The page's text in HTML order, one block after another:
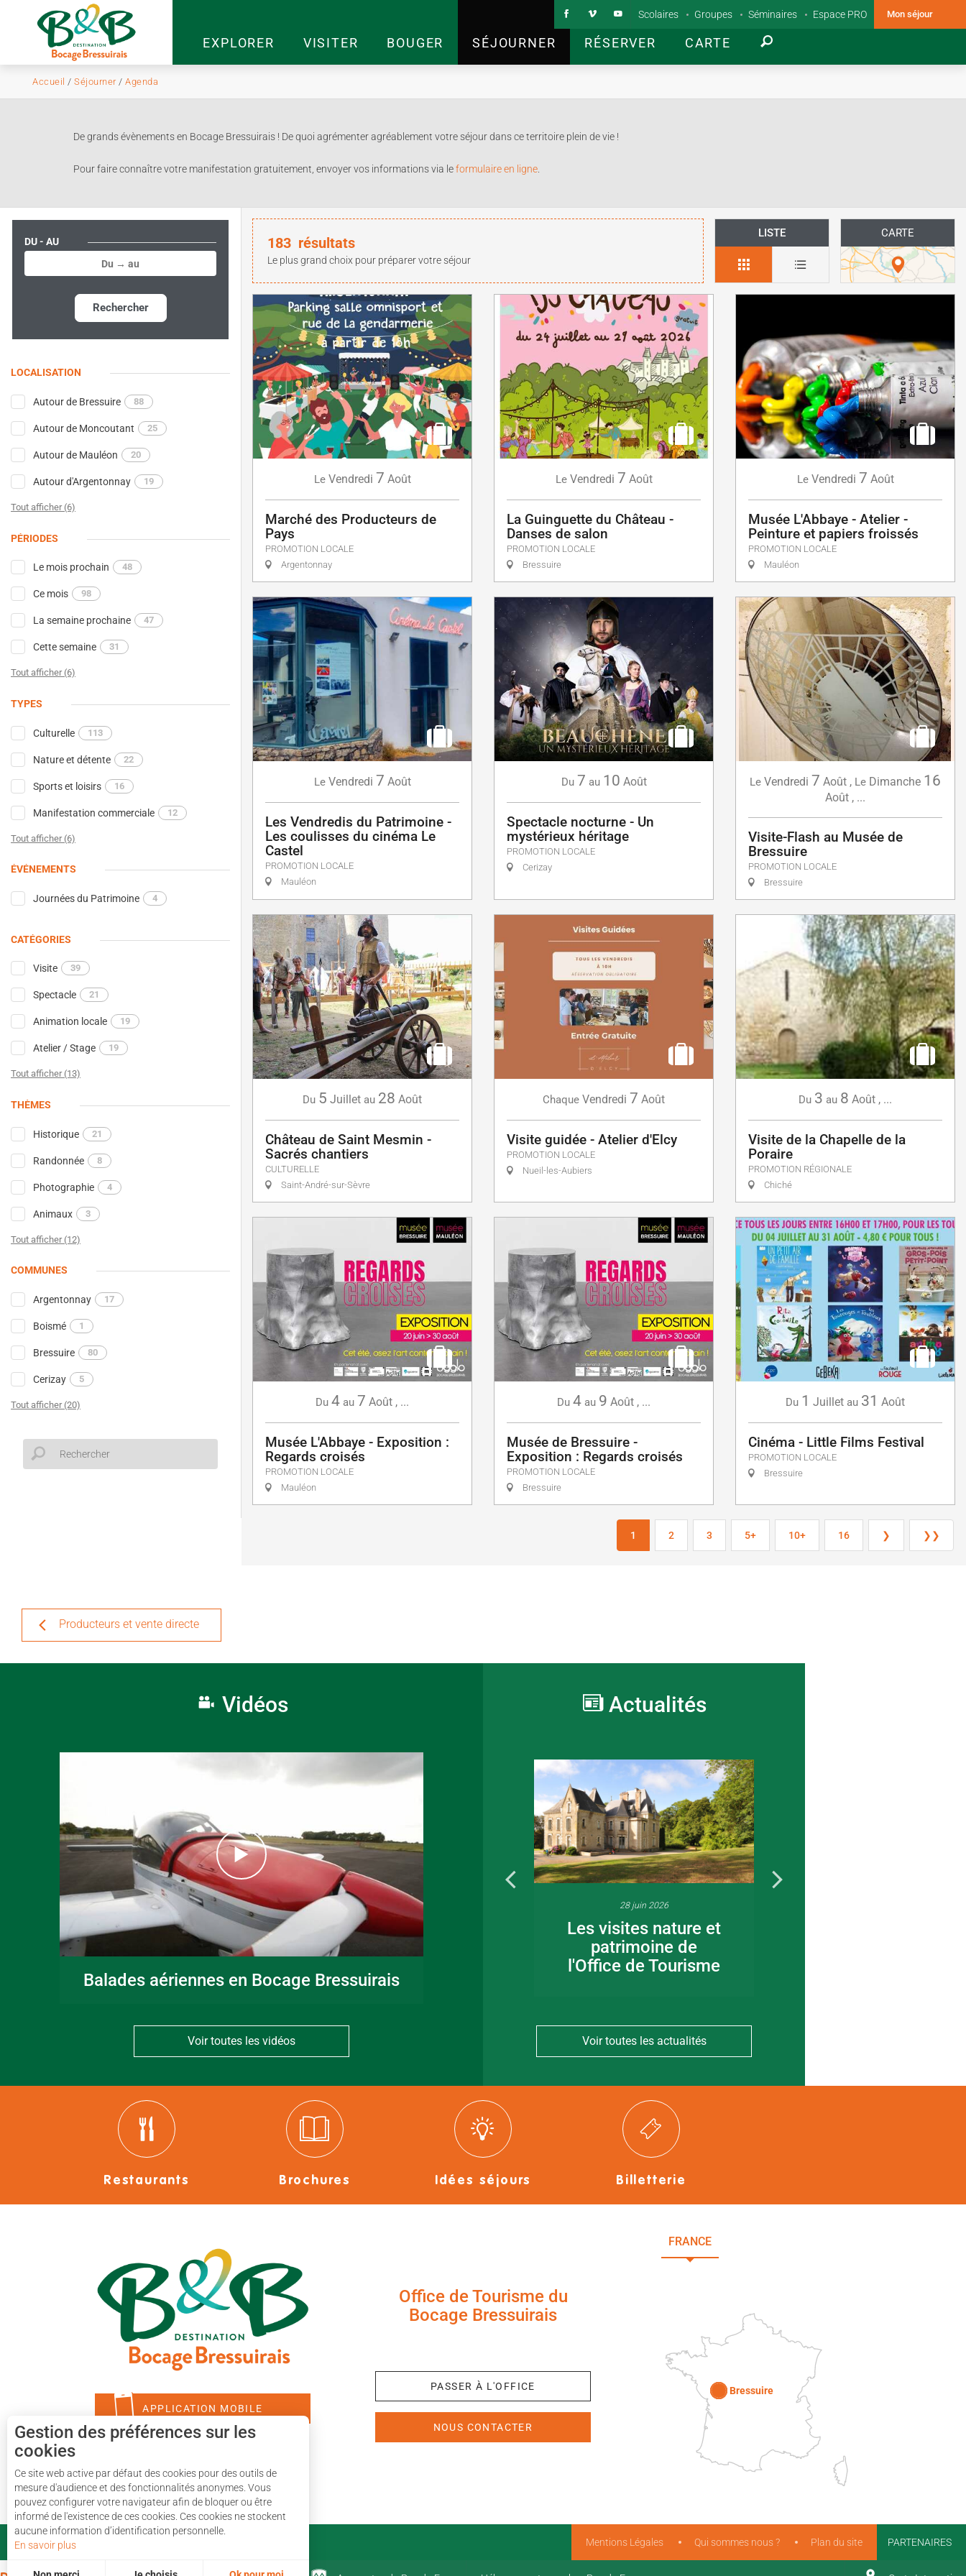
EXPLORER VISITER BOUGER SÉJOURNER RÉSERVER CARTE
Scolaires Groupes Séminaires Espace PRO Mon séjour
Accueil / Séjourner/ Agenda
De grands évènements en Bocage Bressuirais ! De quoi agrémenter agréablement votre séjour dans ce territoire plein de vie !
Pour faire connaître votre manifestation gratuitement, envoyer vos informations via leformulaire en ligne
DU - AU
Rechercher
LOCALISATION
Autour de Bressuire 88
Autour de Moncoutant 25
Autour de Mauléon 20
Autour d'Argentonnay 19
Tout afficher (6)
PÉRIODES
Le mois prochain 48
Ce mois 98
La semaine prochaine 47
Cette semaine 31
Tout afficher (6)
TYPES
Culturelle 113
Nature et détente 22
Sports et loisirs 16
Manifestation commerciale 12
Tout afficher (6)
ÉVÉNEMENTS
Journées du Patrimoine 4
CATÉGORIES
Visite 39
Spectacle 21
Animation locale 19
Atelier / Stage 19
Tout afficher (13)
THÈMES
Historique 21
Randonnée 8
Photographie 4
Animaux 3
Tout afficher (12)
COMMUNES
Argentonnay 17
Boismé 1
Bressuire 80
Cerizay 5
Tout afficher (20)
183 résultats
Le plus grand choix pour préparer votre séjour
LISTE CARTE
Le Vendredi 7 Août
Marché des Producteurs de
Pays
PROMOTION LOCALE
Argentonnay
Le Vendredi 7 Août
La Guinguette du Château -
Danses de salon
PROMOTION LOCALE
Bressuire
Le Vendredi 7 Août
Musée L'Abbaye - Atelier -
Peinture et papiers froissés
PROMOTION LOCALE
Mauléon
Le Vendredi 7 Août
Les Vendredis du Patrimoine -
Les coulisses du cinéma Le
Castel
PROMOTION LOCALE
Mauléon
Du 7 au 10 Août
Spectacle nocturne - Un
mystérieux héritage
PROMOTION LOCALE
Cerizay
Le Vendredi 7 Août , Le Dimanche 16
Août , ...
Visite-Flash au Musée de
Bressuire
PROMOTION LOCALE
Bressuire
Du 5 Juillet au 28 Août
Château de Saint Mesmin -
Sacrés chantiers
CULTURELLE
Saint-André-sur-Sèvre
Chaque Vendredi 7 Août
Visite guidée - Atelier d'Elcy
PROMOTION LOCALE
Nueil-les-Aubiers
Du 3 au 8 Août , ...
Visite de la Chapelle de la
Poraire
PROMOTION RÉGIONALE
Chiché
Du 4 au 7 Août , ...
Musée L'Abbaye - Exposition :
Regards croisés
PROMOTION LOCALE
Mauléon
Du 4 au 9 Août , ...
Musée de Bressuire -
Exposition : Regards croisés
PROMOTION LOCALE
Bressuire
Du 1 Juillet au 31 Août
Cinéma - Little Films Festival
PROMOTION LOCALE
Bressuire
1 2 3 5+ 10+ 16 ❯ ❯❯
Producteurs et vente directe
Vidéos
Balades aériennes en Bocage Bressuirais
Voir toutes les vidéos
Actualités
16 juin 2026
Fête de la musique
28 juin 2026
Les visites nature et
patrimoine de
l'Office de Tourisme
Voir toutes les actualités
Restaurants Brochures Idées séjours Billetterie
APPLICATION MOBILE
Office de Tourisme du
Bocage Bressuirais
PASSER À L'OFFICE
NOUS CONTACTER
FRANCE
Bressuire
PARTENAIRES
Mentions Légales Qui sommes nous ? Plan du site
Gestion des préférences sur les
cookies
Ce site web active par défaut des cookies pour des outils de
mesure d'audience et des fonctionnalités anonymes. Vous
pouvez configurer votre navigateur afin de bloquer ou être
informé de l'existence de ces cookies. Ces cookies ne stockent
aucune information d’identification personnelle.
En savoir plus